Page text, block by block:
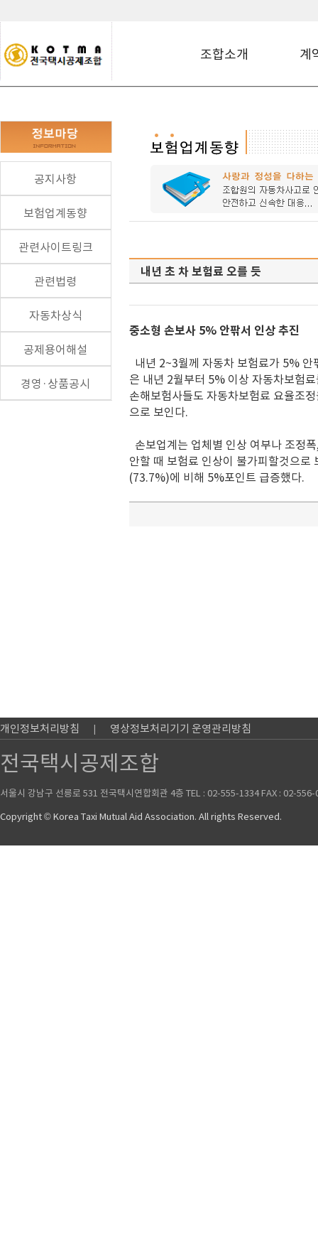
조합소개 계
공지사항
보험업계동향
관련사이트링크
관련법령
자동차상식
공제용어해설
경영·상품공시
내년 초 차 보험료 오를 듯
중소형 손보사 5% 안팎서 인상 추진
내년 2~3월께 자동차 보험료가 5%
은 내년 2월부터 5% 이상 자동차보험
손해보험사들도 자동차보험료 요율조
으로 보인다.
손보업계는 업체별 인상 여부나 조정
안할 때 보험료 인상이 불가피할것으
(73.7%)에 비해 5%포인트 급증했다.
개인정보처리방침 영상정보처리기기 운영관리방침
전국택시공제조합
서울시 강남구 선릉로 531 전국택시연합회관 4층 TEL : 02-555-1334 FAX : 02-
Copyright © Korea Taxi Mutual Aid Association. All rights Reserved.